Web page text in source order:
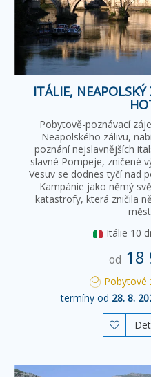
ITÁLIE,
Pobytově-poznávací
Neapolského zálivu,
poznání nejslavnějších
slavné Pompeje, zničené
Vesuv se dodnes tyčí nad
Kampánie jako němý
katastrofy, která zničila
Itálie 10
od 18
Pobytové
termíny od 28. 8.
